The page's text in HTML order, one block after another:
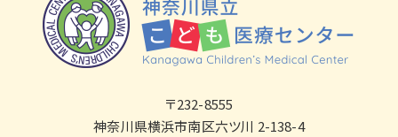
〒232-8555
神奈川県横浜市南区六ツ川 2-138-4